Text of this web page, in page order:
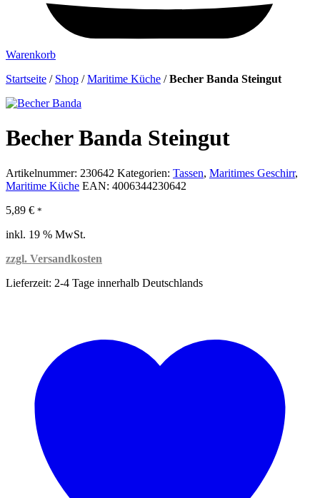
Warenkorb
Startseite / Shop /Maritime Küche /Becher Banda Steingut
Becher Banda Steingut
Artikelnummer: 230642 Kategorien: Tassen, Maritimes Geschirr,
Maritime Küche EAN: 4006344230642
5,89 € *
inkl. 19 % MwSt.
zzgl. Versandkosten
Lieferzeit: 2-4 Tage innerhalb Deutschlands